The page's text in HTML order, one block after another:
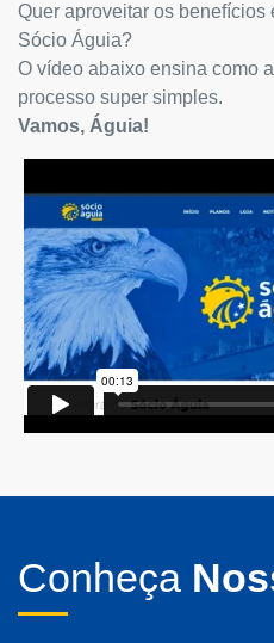
Quer aproveitar os
Sócio Águia?
O vídeo abaixo ensina como
processo super simples.
Vamos, Águia!
Conheça